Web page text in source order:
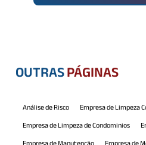
OUTRASPÁGINAS
Análise de Risco
Empresa de Limpeza
Empresa de Limpeza de Condominios